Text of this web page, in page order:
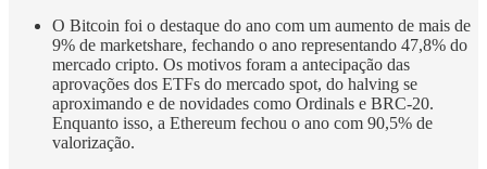
O Bitcoin foi o destaque do ano com um aumento de mais de
9% de marketshare, fechando o ano representando 47,8% do
mercado cripto. Os motivos foram a antecipação das
aprovações dos ETFs do mercado spot, do halving se
aproximando e de novidades como Ordinals e BRC-20.
Enquanto isso, a Ethereum fechou o ano com 90,5% de
valorização.